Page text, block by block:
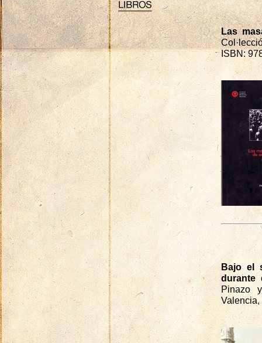
Las
ISBN:
Bajo el
durante
Pinazo
Valencia,